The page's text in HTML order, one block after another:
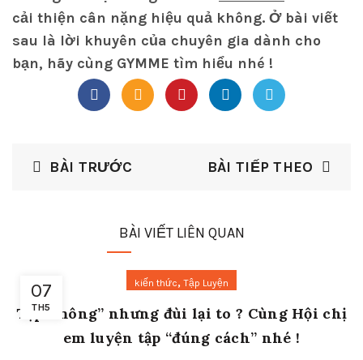
cải thiện cân nặng hiệu quả không. Ở bài viết
sau là lời khuyên của chuyên gia dành cho
bạn, hãy cùng GYMME tìm hiểu nhé !
BÀI TRƯỚC BÀI TIẾP THEO
BÀI VIẾT LIÊN QUAN
07
TH5
kiến thức,Tập Luyện
Tập “mông” nhưng đùi lại to ? Cùng Hội chị
em luyện tập “đúng cách” nhé !